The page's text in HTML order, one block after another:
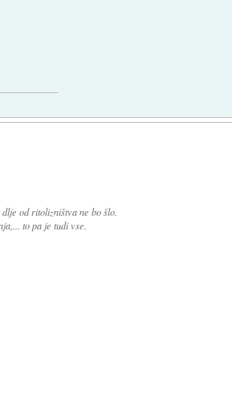
od ritolizništva ne bo šlo.
to pa je tudi vse.